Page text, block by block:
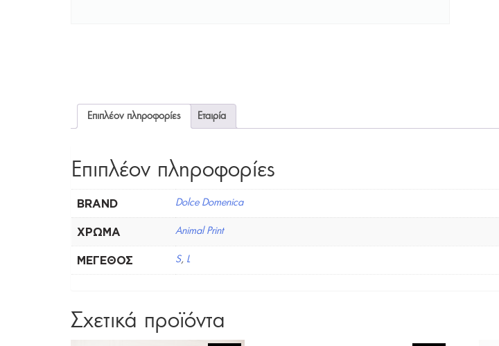
Επιπλέον πληροφορίες Εταιρία
Επιπλέον πληροφορίες
BRAND Dolce Domenica
ΧΡΏΜΑ Animal Print
ΜΈΓΕΘΟΣ S, L
Σχετικά προϊόντα